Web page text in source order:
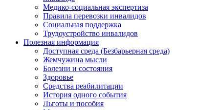
Медико-социальная экспертиза
Правила перевозки инвалидов
Социальная поддержка
Трудоустройство инвалидов
Полезная информация
Доступная среда (Безбарьерная среда)
Жемчужина мысли
Болезни и состояния
Здоровье
Средства реабилитации
История одного события
Льготы и пособия